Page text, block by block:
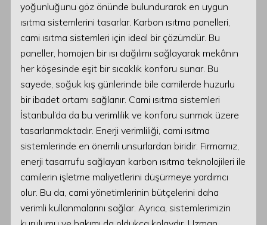
yoğunluğunu göz önünde bulundurarak en uygun
ısıtma sistemlerini tasarlar. Karbon ısıtma panelleri,
cami ısıtma sistemleri için ideal bir çözümdür. Bu
paneller, homojen bir ısı dağılımı sağlayarak mekânın
her köşesinde eşit bir sıcaklık konforu sunar. Bu
sayede, soğuk kış günlerinde bile camilerde huzurlu
bir ibadet ortamı sağlanır. Cami ısıtma sistemleri
İstanbul’da da bu verimlilik ve konforu sunmak üzere
tasarlanmaktadır. Enerji verimliliği, cami ısıtma
sistemlerinde en önemli unsurlardan biridir. Firmamız,
enerji tasarrufu sağlayan karbon ısıtma teknolojileri ile
camilerin işletme maliyetlerini düşürmeye yardımcı
olur. Bu da, cami yönetimlerinin bütçelerini daha
verimli kullanmalarını sağlar. Ayrıca, sistemlerimizin